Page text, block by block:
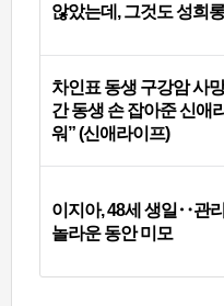
않았는데, 그것도 성희
차인표 동생 구강암 사
간 동생 손 잡아준 신애
워” (신애라이프)
이지아, 48세 생일‥관
놀라운 동안 미모